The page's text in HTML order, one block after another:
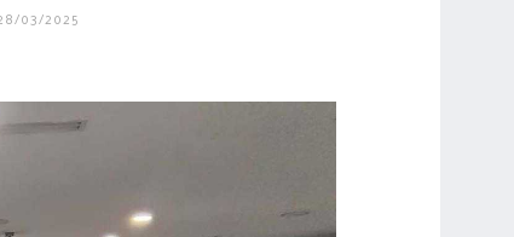
03/2025